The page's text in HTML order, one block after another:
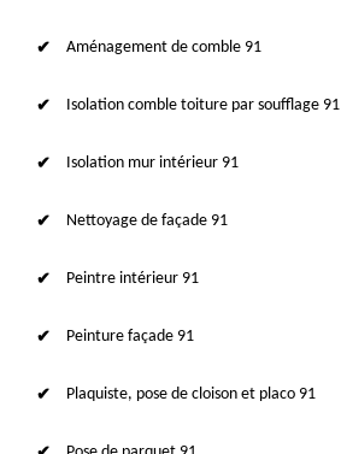
Aménagement de comble 91
Isolation comble toiture par soufflage 91
Isolation mur intérieur 91
Nettoyage de façade 91
Peintre intérieur 91
Peinture façade 91
Plaquiste, pose de cloison et placo 91